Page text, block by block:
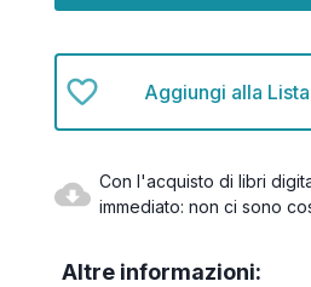
Aggiungi alla
Con l'acquisto di libri
immediato: non ci sono
Altre informazioni: